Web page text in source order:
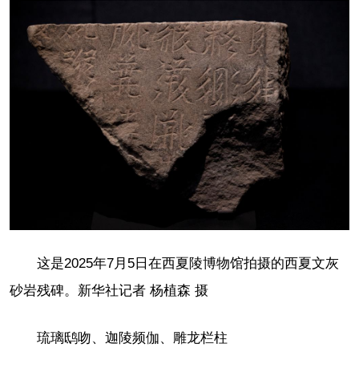
这是2025年7月5日在西夏陵博物馆拍摄的西夏文灰
砂岩残碑。新华社记者 杨植森 摄
琉璃鸱吻、迦陵频伽、雕龙栏柱